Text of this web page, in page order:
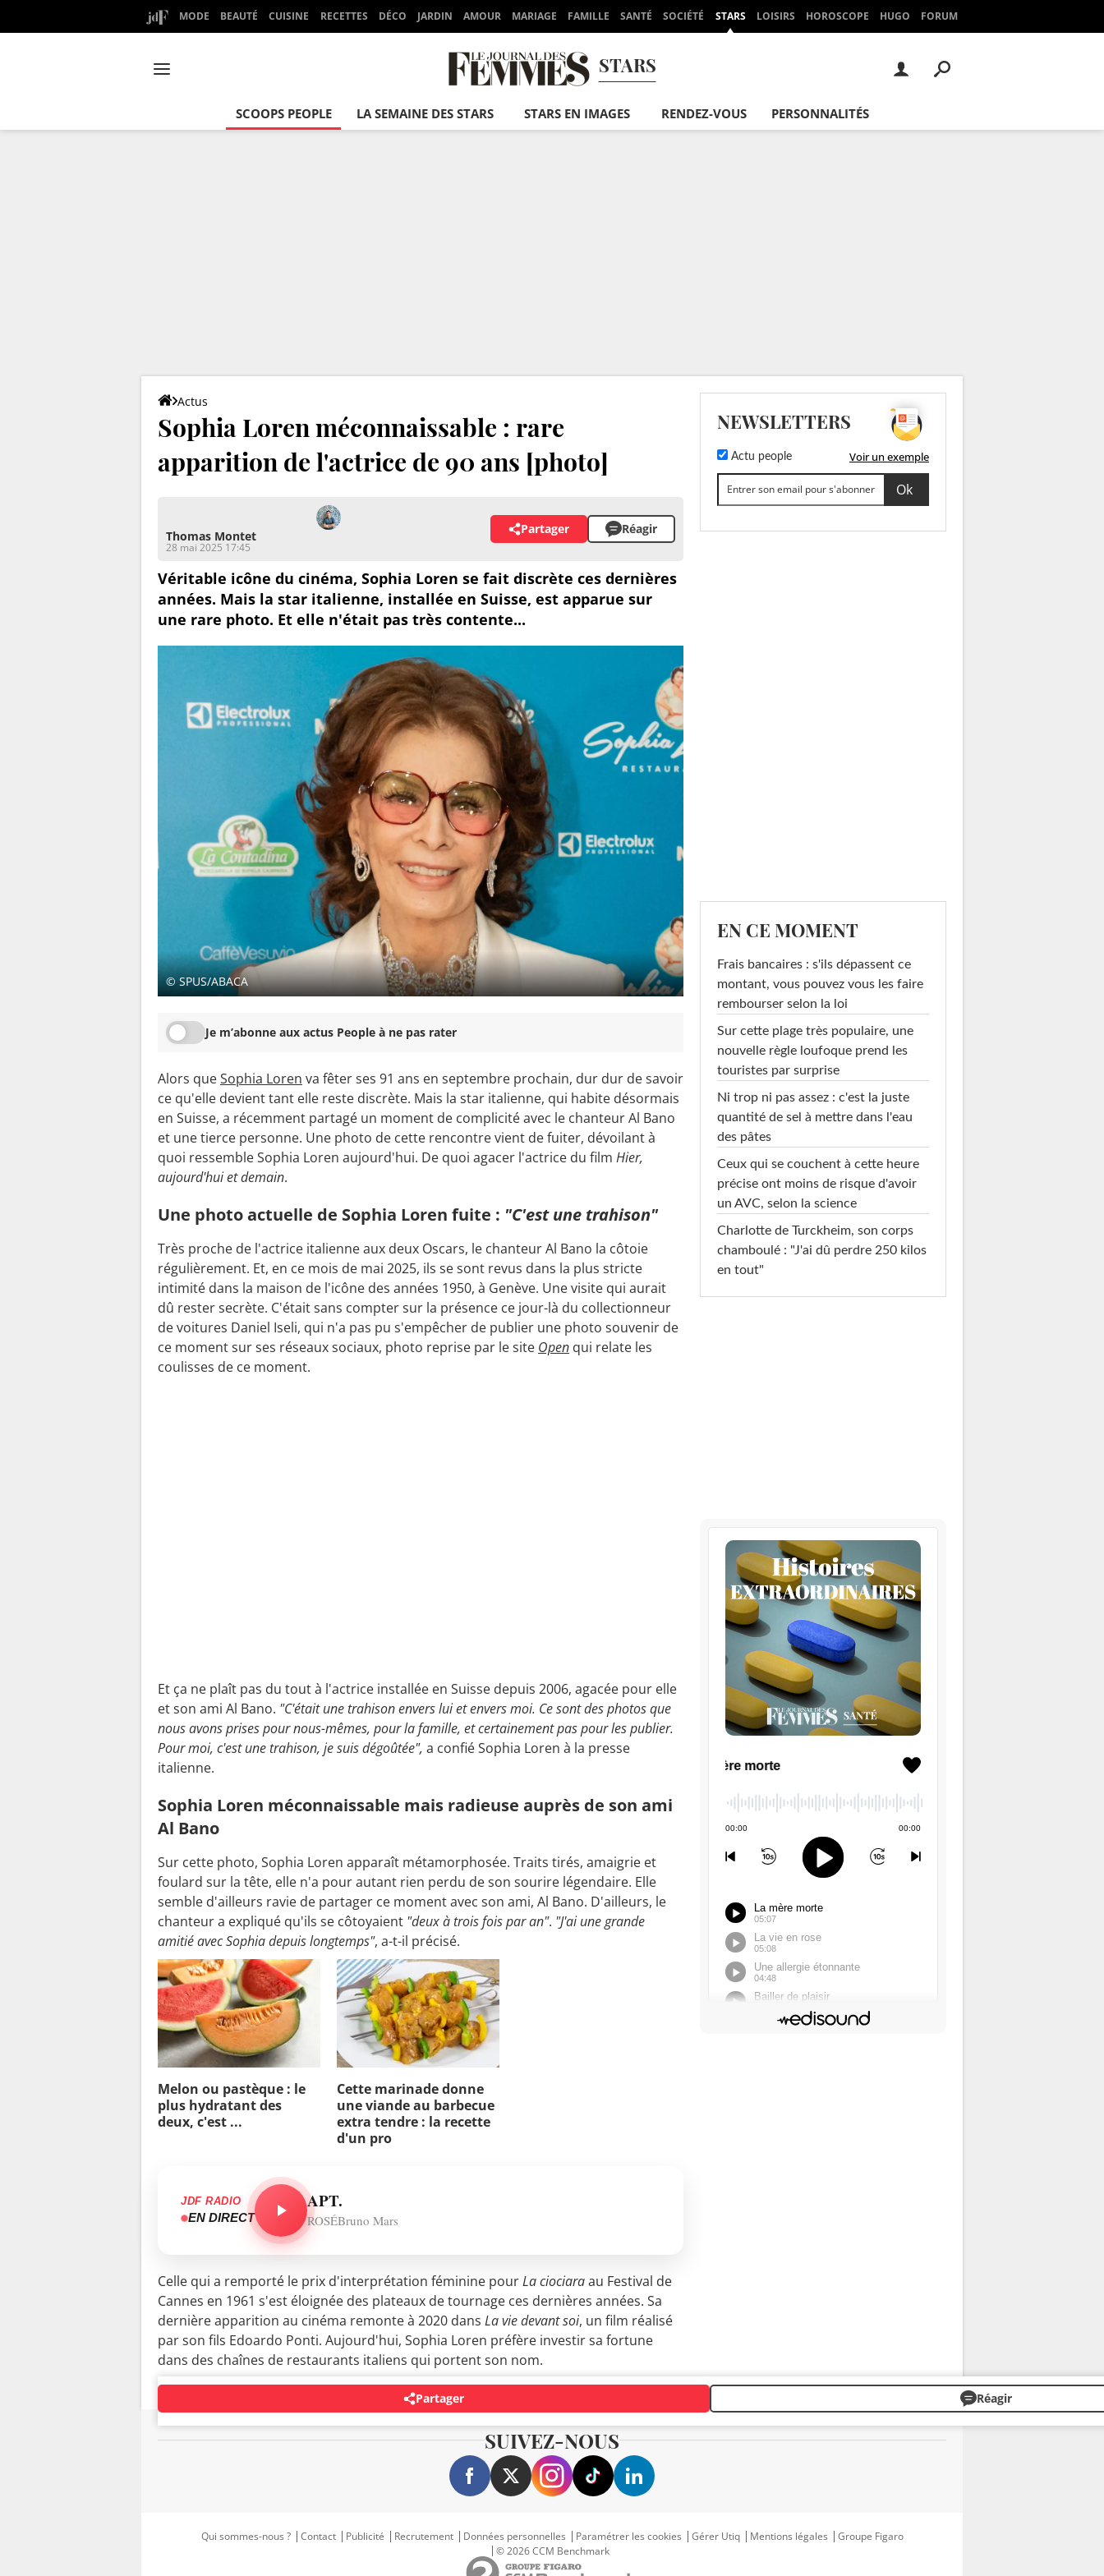
MODE BEAUTÉ CUISINE RECETTES DÉCO JARDIN AMOUR MARIAGE FAMILLE SANTÉ SOCIÉTÉ STARS LOISIRS HOROSCOPE HUGO FORUM
STARS
SCOOPS PEOPLE LA SEMAINE DES STARS STARS EN IMAGES RENDEZ-VOUS PERSONNALITÉS
Actus
Sophia Loren méconnaissable : rare
apparition de l'actrice de 90 ans [photo]
Thomas Montet
28 mai 2025 17:45
Partager Réagir
Véritable icône du cinéma, Sophia Loren se fait discrète ces dernières
années. Mais la star italienne, installée en Suisse, est apparue sur
une rare photo. Et elle n'était pas très contente...
© SPUS/ABACA
Je m’abonne aux actus People à ne pas rater
Alors queSophia Loren va fêter ses 91 ans en septembre prochain, dur dur de savoir
ce qu'elle devient tant elle reste discrète. Mais la star italienne, qui habite désormais
en Suisse, a récemment partagé un moment de complicité avec le chanteur Al Bano
et une tierce personne. Une photo de cette rencontre vient de fuiter, dévoilant à
quoi ressemble Sophia Loren aujourd'hui. De quoi agacer l'actrice du film Hier,
aujourd'hui et demain.
Une photo actuelle de Sophia Loren fuite : "C'est une trahison"
Très proche de l'actrice italienne aux deux Oscars, le chanteur Al Bano la côtoie
régulièrement. Et, en ce mois de mai 2025, ils se sont revus dans la plus stricte
intimité dans la maison de l'icône des années 1950, à Genève. Une visite qui aurait
dû rester secrète. C'était sans compter sur la présence ce jour-là du collectionneur
de voitures Daniel Iseli, qui n'a pas pu s'empêcher de publier une photo souvenir de
ce moment sur ses réseaux sociaux, photo reprise par le site Open qui relate les
coulisses de ce moment.
Et ça ne plaît pas du tout à l'actrice installée en Suisse depuis 2006, agacée pour elle
et son ami Al Bano. "C'était une trahison envers lui et envers moi. Ce sont des photos que
nous avons prises pour nous-mêmes, pour la famille, et certainement pas pour les publier.
Pour moi, c'est une trahison, je suis dégoûtée", a confié Sophia Loren à la presse
italienne.
Sophia Loren méconnaissable mais radieuse auprès de son ami
Al Bano
Sur cette photo, Sophia Loren apparaît métamorphosée. Traits tirés, amaigrie et
foulard sur la tête, elle n'a pour autant rien perdu de son sourire légendaire. Elle
semble d'ailleurs ravie de partager ce moment avec son ami, Al Bano. D'ailleurs, le
chanteur a expliqué qu'ils se côtoyaient "deux à trois fois par an". "J'ai une grande
amitié avec Sophia depuis longtemps", a-t-il précisé.
Melon ou pastèque : le
plus hydratant des
deux, c'est ...
Cette marinade donne
une viande au barbecue
extra tendre : la recette
d'un pro
JDF RADIO
EN DIRECT
APT.
ROSÉBruno Mars
Celle qui a remporté le prix d'interprétation féminine pourLa ciociaraau Festival de
Cannes en 1961 s'est éloignée des plateaux de tournage ces dernières années. Sa
dernière apparition au cinéma remonte à 2020 dans La vie devant soi, un film réalisé
par son fils Edoardo Ponti. Aujourd'hui, Sophia Loren préfère investir sa fortune
dans des chaînes de restaurants italiens qui portent son nom.
Partager Réagir
NEWSLETTERS
Actu people Voir un exemple
EN CE MOMENT
Frais bancaires : s'ils dépassent ce
montant, vous pouvez vous les faire
rembourser selon la loi
Sur cette plage très populaire, une
nouvelle règle loufoque prend les
touristes par surprise
Ni trop ni pas assez : c'est la juste
quantité de sel à mettre dans l'eau
des pâtes
Ceux qui se couchent à cette heure
précise ont moins de risque d'avoir
un AVC, selon la science
Charlotte de Turckheim, son corps
chamboulé : "J'ai dû perdre 250 kilos
en tout"
SUIVEZ-NOUS
Qui sommes-nous ? Contact Publicité Recrutement Données personnelles Paramétrer les cookies Gérer Utiq Mentions légales
Groupe Figaro
© 2026 CCM Benchmark